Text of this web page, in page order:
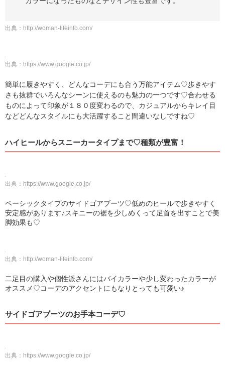
出典： http://woman-lifeinfo.com/
出典： https://www.google.co.jp/
簡単に履きやすく、どんなコーデにも合う万能アイテム♡歩きやす
さも抜群でいろんなシーンに使えるのも魅力の一つです♡合わせる
ものによって印象が１８０度変わるので、カジュアルからキレイ目
などどんなスタイルにも大活躍すること間違いなしですね♡
ハイヒールからスニーカータイプまで♡種類が豊富！
出典： https://www.google.co.jp/
ベーシックタイプのサイドゴアブーツ♡低めのヒールで歩きやすく
安定感があります♪スキニーの裾を少しめくって足首を出すことで美
脚効果も♡
出典： http://woman-lifeinfo.com/
二足目の購入や個性派さんにはバイカラーや少し変わったカラーが
オススメ♡コーデのアクセントにもなりとっても可愛い♪
サイドゴアブーツのお手本コーデ♡
出典： https://www.google.co.jp/